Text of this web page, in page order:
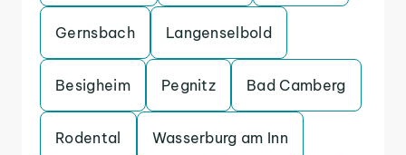
Gernsbach Langenselbold
Besigheim Pegnitz Bad Camberg
Rodental Wasserburg am Inn